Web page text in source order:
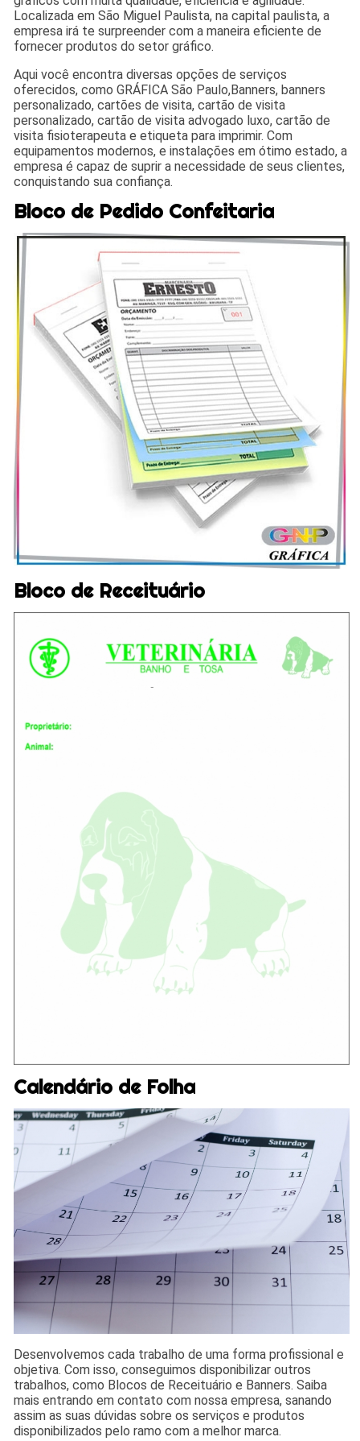
Localizada em São Miguel Paulista, na capital paulista, a
empresa irá te surpreender com a maneira eficiente de
fornecer produtos do setor gráfico.
Aqui você encontra diversas opções de serviços
oferecidos, como GRÁFICA São Paulo,Banners, banners
personalizado, cartões de visita, cartão de visita
personalizado, cartão de visita advogado luxo, cartão de
visita fisioterapeuta e etiqueta para imprimir. Com
equipamentos modernos, e instalações em ótimo estado, a
empresa é capaz de suprir a necessidade de seus clientes,
conquistando sua confiança.
Bloco de Pedido Confeitaria
Bloco de Receituário
Calendário de Folha
Desenvolvemos cada trabalho de uma forma profissional e
objetiva. Com isso, conseguimos disponibilizar outros
trabalhos, como Blocos de Receituário e Banners. Saiba
mais entrando em contato com nossa empresa, sanando
assim as suas dúvidas sobre os serviços e produtos
disponibilizados pelo ramo com a melhor marca.